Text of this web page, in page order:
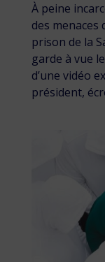
À peine
des menaces
prison de la
garde à vue
d’une vidéo
président,